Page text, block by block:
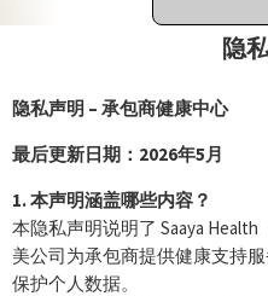
隐
隐私声明 – 承包商健康中心
最后更新日期：2026年5月
1. 本声明涵盖哪些内容？
本隐私声明说明了 Saaya
美公司为承包商提供健康支持
保护个人数据。